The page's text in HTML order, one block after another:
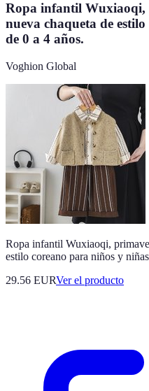
Ropa infantil Wuxiaoqi,
nueva chaqueta de
de 0 a 4 años.
Voghion Global
Ropa infantil Wuxiaoqi,
estilo coreano para niños y
29.56 EURVer el producto